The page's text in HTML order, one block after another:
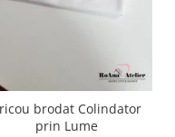
brodat Colindator
prin Lume